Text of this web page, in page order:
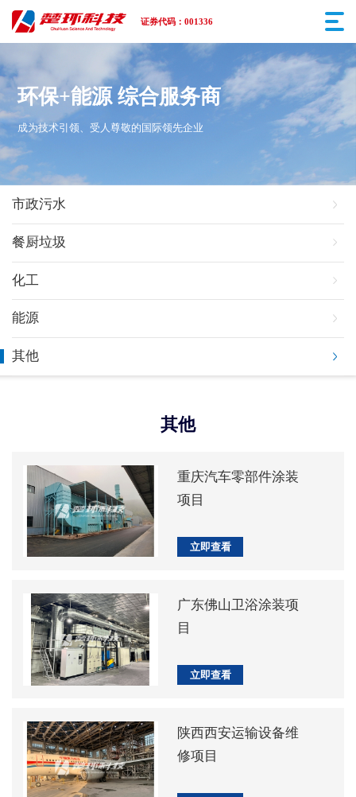
证券代码：001336
环保+能源 综合服务商
成为技术引领、受人尊敬的国际领先企业
市政污水
餐厨垃圾
化工
能源
其他
其他
重庆汽车零部件涂装
项目
立即查看
广东佛山卫浴涂装项
目
立即查看
陕西西安运输设备维
修项目